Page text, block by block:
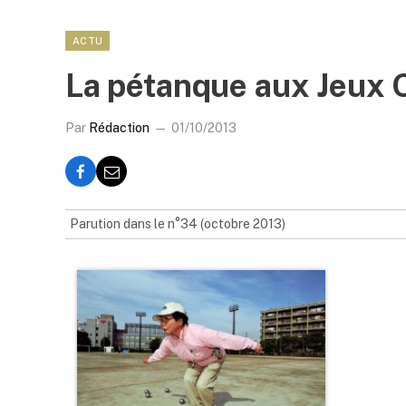
ACTU
La pétanque aux Jeux
Par Rédaction 01/10/2013
Parution dans le n°34 (octobre 2013)